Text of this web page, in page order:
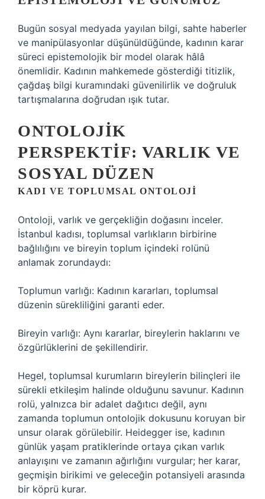
Bugün sosyal medyada yayılan bilgi, sahte haberler
ve manipülasyonlar düşünüldüğünde, kadının karar
süreci epistemolojik bir model olarak hâlâ
önemlidir. Kadının mahkemede gösterdiği titizlik,
çağdaş bilgi kuramındaki güvenilirlik ve doğruluk
tartışmalarına doğrudan ışık tutar.
ONTOLOJIK
PERSPEKTIF: VARLIK VE
SOSYAL DÜZEN
KADI VE TOPLUMSAL ONTOLOJI
Ontoloji, varlık ve gerçekliğin doğasını inceler.
İstanbul kadısı, toplumsal varlıkların birbirine
bağlılığını ve bireyin toplum içindeki rolünü
anlamak zorundaydı:
Toplumun varlığı: Kadının kararları, toplumsal
düzenin sürekliliğini garanti eder.
Bireyin varlığı: Aynı kararlar, bireylerin haklarını ve
özgürlüklerini de şekillendirir.
Hegel, toplumsal kurumların bireylerin bilinçleri ile
sürekli etkileşim halinde olduğunu savunur. Kadının
rolü, yalnızca bir adalet dağıtıcı değil, aynı
zamanda toplumun ontolojik dokusunu koruyan bir
unsur olarak görülebilir. Heidegger ise, kadının
günlük yaşam pratiklerinde ortaya çıkan varlık
anlayışını ve zamanın ağırlığını vurgular; her karar,
geçmişin birikimi ve geleceğin potansiyeli arasında
bir köprü kurar.